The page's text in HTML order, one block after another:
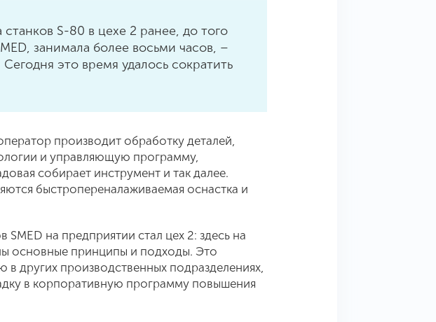
S-80 в цехе 2 ранее, до того
занимала более восьми часов, –
это время удалось сократить
производит обработку деталей,
и управляющую программу,
собирает инструмент и так далее.
быстропереналаживаемая оснастка и
на предприятии стал цех 2: здесь на
основные принципы и подходы. Это
в других производственных подразделениях,
в корпоративную программу повышения